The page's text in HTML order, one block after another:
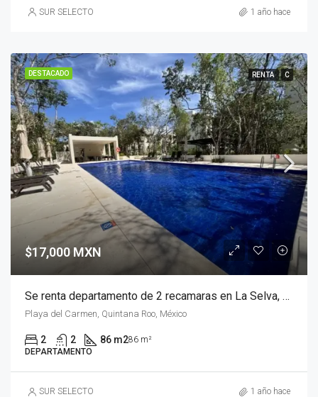
SUR SELECTO 1 año hace
DESTACADO RENTA C
$17,000 MXN
Se renta departamento de 2 recamaras en La Selva, Playa del Carmen
Playa del Carmen, Quintana Roo, México
2 2 86 m286 m²
DEPARTAMENTO
SUR SELECTO 1 año hace